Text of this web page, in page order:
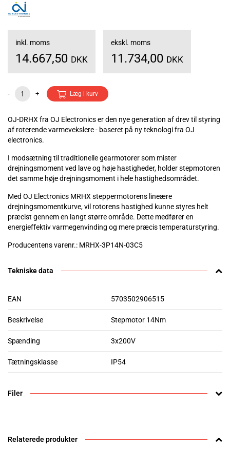
inkl. moms
14.667,50 DKK
ekskl. moms
11.734,00 DKK
- + Læg i kurv
OJ-DRHX fra OJ Electronics er den nye generation af drev til styring
af roterende varmevekslere - baseret på ny teknologi fra OJ
electronics.
I modsætning til traditionelle gearmotorer som mister
drejningsmoment ved lave og høje hastigheder, holder stepmotoren
det samme høje drejningsmoment i hele hastighedsområdet.
Med OJ Electronics MRHX steppermotorens lineære
drejningsmomentkurve, vil rotorens hastighed kunne styres helt
præcist gennem en langt større område. Dette medfører en
energieffektiv varmegenvinding og mere præcis temperaturstyring.
Producentens varenr.: MRHX-3P14N-03C5
Tekniske data
EAN 5703502906515
Beskrivelse Stepmotor 14Nm
Spænding 3x200V
Tætningsklasse IP54
Filer
Relaterede produkter